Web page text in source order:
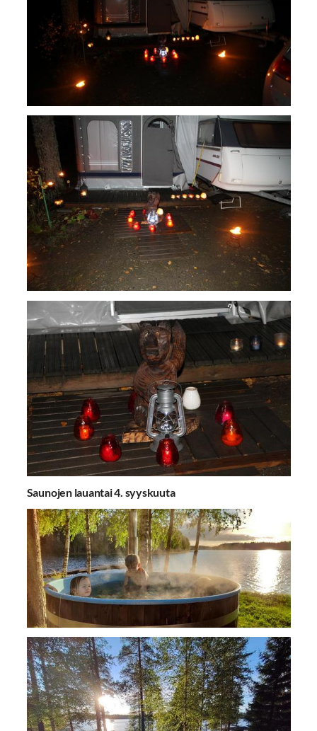
Saunojen lauantai 4. syyskuuta